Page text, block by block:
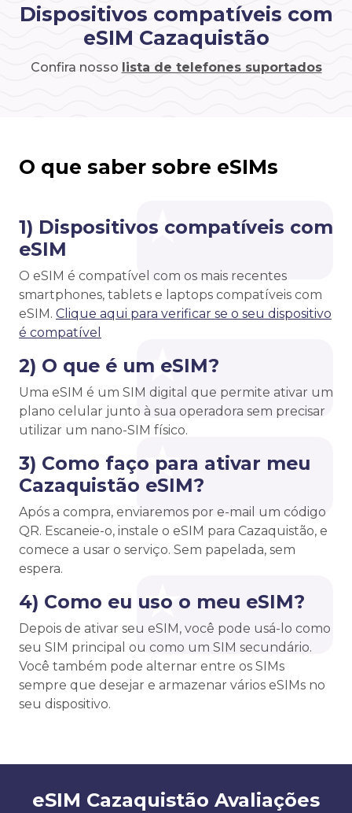
Dispositivos compatíveis com
eSIM Cazaquistão
Confira nosso lista de telefones suportados
O que saber sobre eSIMs
1) Dispositivos compatíveis com
eSIM
O eSIM é compatível com os mais recentes
smartphones, tablets e laptops compatíveis com
eSIM. Clique aqui para verificar se o seu dispositivo
é compatível
2) O que é um eSIM?
Uma eSIM é um SIM digital que permite ativar um
plano celular junto à sua operadora sem precisar
utilizar um nano-SIM físico.
3) Como faço para ativar meu
Cazaquistão eSIM?
Após a compra, enviaremos por e-mail um código
QR. Escaneie-o, instale o eSIM para Cazaquistão, e
comece a usar o serviço. Sem papelada, sem
espera.
4) Como eu uso o meu eSIM?
Depois de ativar seu eSIM, você pode usá-lo como
seu SIM principal ou como um SIM secundário.
Você também pode alternar entre os SIMs
sempre que desejar e armazenar vários eSIMs no
seu dispositivo.
eSIM Cazaquistão Avaliações